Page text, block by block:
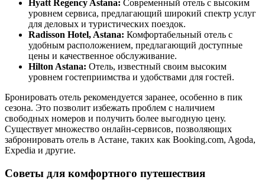
Hyatt Regency Astana: Современный отель с высоким
уровнем сервиса, предлагающий широкий спектр услуг
для деловых и туристических поездок.
Radisson Hotel, Astana: Комфортабельный отель с
удобным расположением, предлагающий доступные
цены и качественное обслуживание.
Hilton Astana: Отель, известный своим высоким
уровнем гостеприимства и удобствами для гостей.
Бронировать отель рекомендуется заранее, особенно в пик
сезона. Это позволит избежать проблем с наличием
свободных номеров и получить более выгодную цену.
Существует множество онлайн-сервисов, позволяющих
забронировать отель в Астане, таких как Booking.com, Agoda,
Expedia и другие.
Советы для комфортного путешествия